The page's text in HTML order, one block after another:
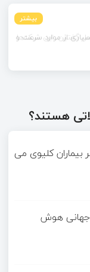
بیشتر
بیشتر
گفتین. این شبکه‌ها
بیشتر
بیشتر
بیشتر
بیشتر
هستند؟
کلیوی می
جهانی هوش